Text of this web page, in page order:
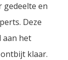
gedeelte en
Deze
aan het
klaar.